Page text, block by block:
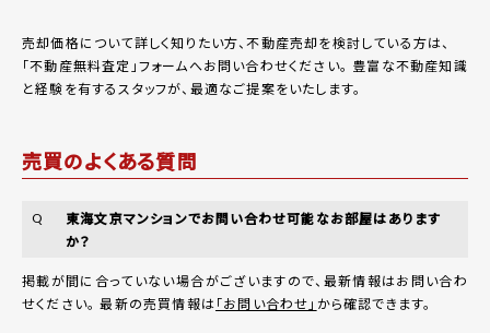
売却価格について詳しく知りたい方、不動産売却を検討している方は、
「不動産無料査定 」フォームへお問い合わせください。 豊富な不動産知識
と経験を有するスタッフが、最適なご提案をいたします。
売買のよくある質問
Q
東海文京マンションでお問い合わせ可能なお部屋はあります
か？
掲載が間に合っていない場合がございますので、最新情報はお問い合わ
せください。 最新の売買情報は「お問い合わせ」 から確認できます。